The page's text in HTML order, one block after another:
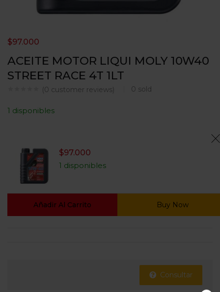
ACEITE MOTOR LIQUI MOLY 10W40
STREET RACE 4T 1LT
(0 customer reviews) 0 sold
$97.000
1 disponibles
$97.000
1 disponibles
Añadir Al Carrito Buy Now
Consultar